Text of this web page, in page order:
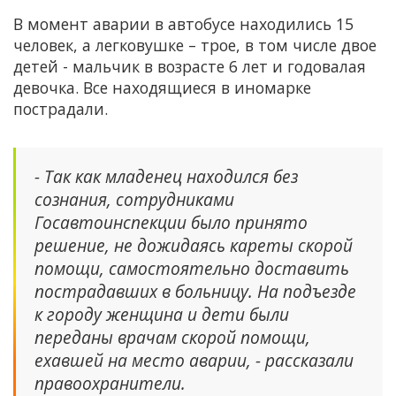
В момент аварии в автобусе находились 15
человек, а легковушке – трое, в том числе двое
детей - мальчик в возрасте 6 лет и годовалая
девочка. Все находящиеся в иномарке
пострадали.
- Так как младенец находился без
сознания, сотрудниками
Госавтоинспекции было принято
решение, не дожидаясь кареты скорой
помощи, самостоятельно доставить
пострадавших в больницу. На подъезде
к городу женщина и дети были
переданы врачам скорой помощи,
ехавшей на место аварии, - рассказали
правоохранители.